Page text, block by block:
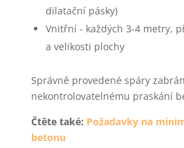
dilatační pásky)
Vnitřní - každých 3-4 metry,
a velikosti plochy
Správně provedené spáry
nekontrolovatelnému praskání
Čtěte také: Požadavky na
betonu